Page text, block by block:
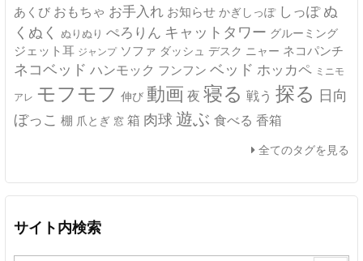
あくび おもちゃ お手入れ お知らせ かぎしっぽ しっぽ ぬ
くぬく ぬりぬり ぺろりん キャットタワー グルーミング
ジェット耳 ジャンプ ソファ ダッシュ デスク ニャー ネコパンチ
ネコベッド ハンモック フンフン ベッド ホッカペ ミニモ
アレ モフモフ 伸び 動画 夜 寝る 戦う 探る 日向
ぼっこ 棚 爪とぎ 窓 箱 肉球 遊ぶ 食べる 香箱
全てのタグを見る
サイト内検索